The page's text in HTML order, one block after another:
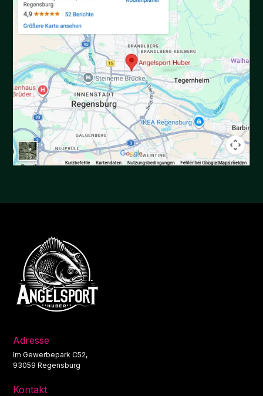
Adresse
Im Gewerbepark C52,
93059 Regensburg
Kontakt